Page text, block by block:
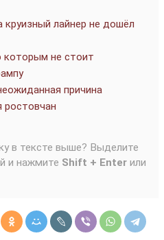
круизный лайнер не дошёл
которым не стоит
причина
ростовчан
в тексте выше? Выделите
и нажмите Shift + Enter или